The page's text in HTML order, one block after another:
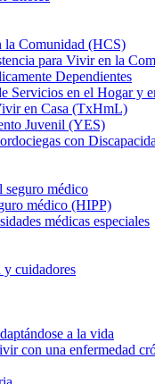
la Comunidad (HCS)
para Vivir en la
Dependientes
Servicios en el Hogar y
en Casa (TxHmL)
Juvenil (YES)
con
seguro médico
médico (HIPP)
médicas especiales
y cuidadores
a la vida
con una enfermedad